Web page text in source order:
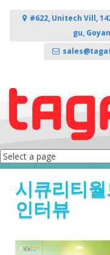
#622, Unitech Vill,
gu,
시큐리티
인터뷰